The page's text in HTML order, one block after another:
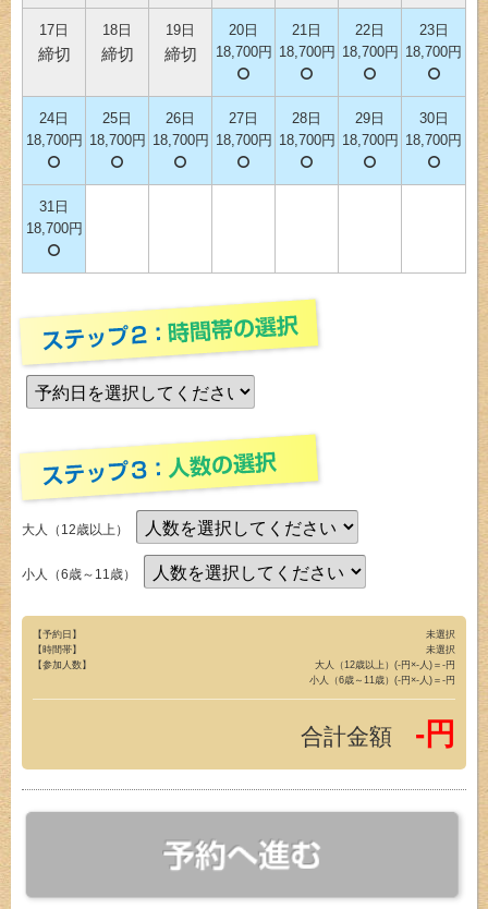
17日
締切
18日
締切
19日
締切
20日
18,700円
21日
18,700円
22日
18,700円
23日
18,700円
24日
18,700円
25日
18,700円
26日
18,700円
27日
18,700円
28日
18,700円
29日
18,700円
30日
18,700円
31日
18,700円
大人（12歳以上）
小人（6歳～11歳）
【予約日】
未選択
【時間帯】
未選択
【参加人数】
大人（12歳以上）(-円×-人)＝-円
小人（6歳～11歳）(-円×-人)＝-円
合計金額 -円